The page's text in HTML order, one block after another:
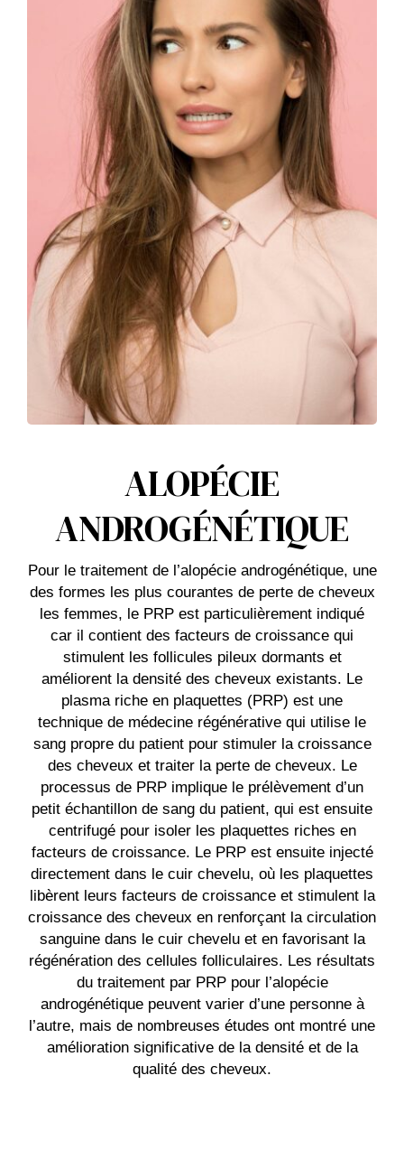
ALOPÉCIE
ANDROGÉNÉTIQUE
Pour le traitement de l’alopécie androgénétique, une
des formes les plus courantes de perte de cheveux
les femmes, le PRP est particulièrement indiqué
car il contient des facteurs de croissance qui
stimulent les follicules pileux dormants et
améliorent la densité des cheveux existants. Le
plasma riche en plaquettes (PRP) est une
technique de médecine régénérative qui utilise le
sang propre du patient pour stimuler la croissance
des cheveux et traiter la perte de cheveux. Le
processus de PRP implique le prélèvement d’un
petit échantillon de sang du patient, qui est ensuite
centrifugé pour isoler les plaquettes riches en
facteurs de croissance. Le PRP est ensuite injecté
directement dans le cuir chevelu, où les plaquettes
libèrent leurs facteurs de croissance et stimulent la
croissance des cheveux en renforçant la circulation
sanguine dans le cuir chevelu et en favorisant la
régénération des cellules folliculaires. Les résultats
du traitement par PRP pour l’alopécie
androgénétique peuvent varier d’une personne à
l’autre, mais de nombreuses études ont montré une
amélioration significative de la densité et de la
qualité des cheveux.